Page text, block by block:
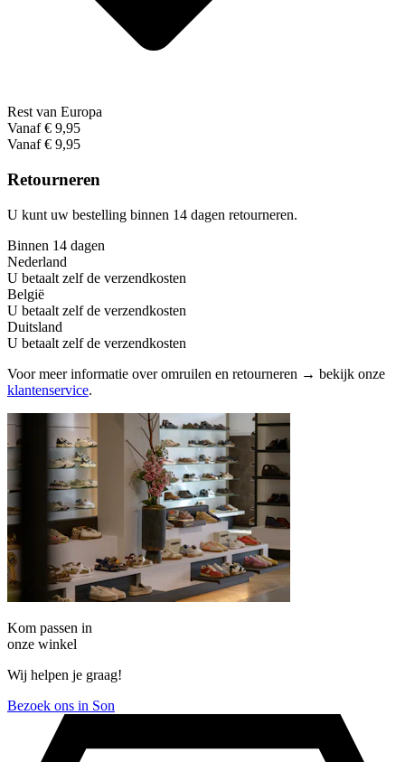
Rest van Europa
Vanaf € 9,95
Vanaf € 9,95
Retourneren
U kunt uw bestelling binnen 14 dagen retourneren.
Binnen 14 dagen
Nederland
U betaalt zelf de verzendkosten
België
U betaalt zelf de verzendkosten
Duitsland
U betaalt zelf de verzendkosten
Voor meer informatie over omruilen en retourneren → bekijk onze
klantenservice.
Kom passen in
onze winkel
Wij helpen je graag!
Bezoek ons in Son